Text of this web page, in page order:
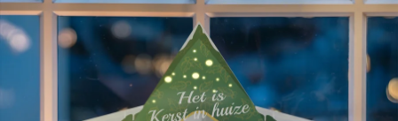
4,8 (gebaseerd op +8.000 reviews)
Onze cadeaus worden gewaardeerd. Klanten beoordelen
ons met een 4,7 op Google Reviews